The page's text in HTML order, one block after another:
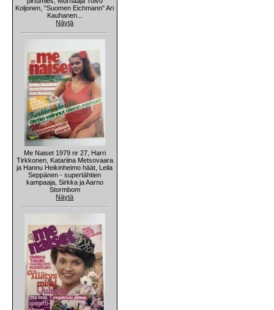
Koljonen, "Suomen Eichmann" Ari
Kauhanen...
Näytä
Me Naiset 1979 nr 27, Harri
Tirkkonen, Katariina Metsovaara
ja Hannu Heikinheimo häät, Leila
Seppänen - supertähtien
kampaaja, Sirkka ja Aarno
Stormbom
Näytä